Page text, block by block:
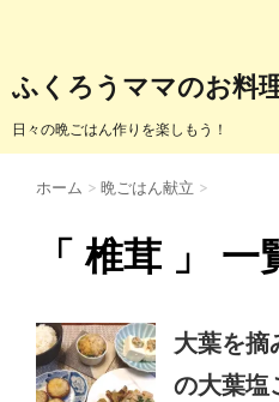
ふくろうママのお料
日々の晩ごはん作りを楽しもう！
ホーム > 晩ごはん献立 >
「 椎茸 」 一
大葉を摘
の大葉塩